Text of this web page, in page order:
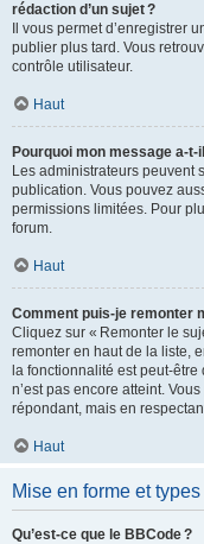
rédaction d’un sujet ?
Il vous permet d’enregistrer
publier plus tard. Vous
contrôle utilisateur.
Haut
Pourquoi mon message a-t-
Les administrateurs peuvent
publication. Vous pouvez
permissions limitées. Pour
forum.
Haut
Comment puis-je remonter
Cliquez sur « Remonter le
remonter en haut de la liste,
la fonctionnalité est peut-
n’est pas encore atteint.
répondant, mais en
Haut
Mise en forme et
Qu’est-ce que le BBCode ?